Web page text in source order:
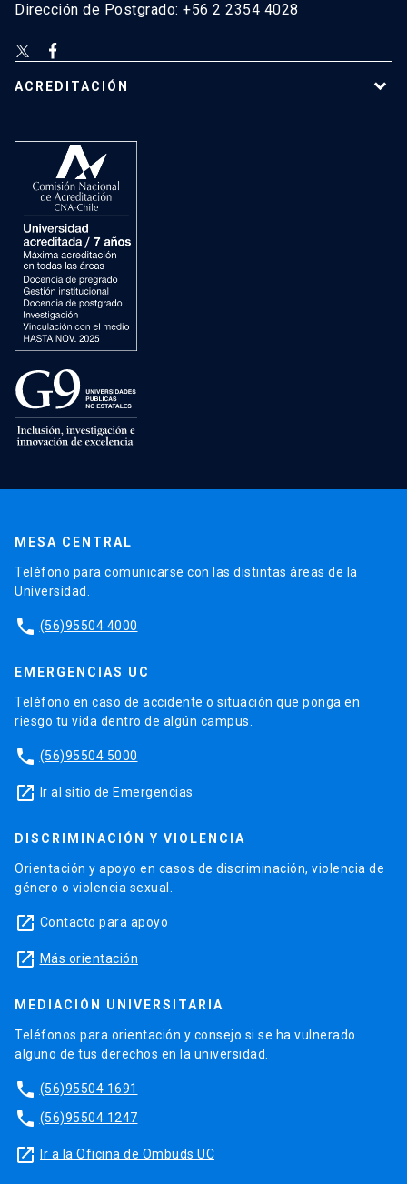
Dirección de Postgrado: +56 2 2354 4028
ACREDITACIÓN
MESA CENTRAL
Teléfono para comunicarse con las distintas áreas de la
Universidad.
phone (56)95504 4000
EMERGENCIAS UC
Teléfono en caso de accidente o situación que ponga en
riesgo tu vida dentro de algún campus.
phone (56)95504 5000
launch Ir al sitio de Emergencias
DISCRIMINACIÓN Y VIOLENCIA
Orientación y apoyo en casos de discriminación, violencia de
género o violencia sexual.
launch Contacto para apoyo
launch Más orientación
MEDIACIÓN UNIVERSITARIA
Teléfonos para orientación y consejo si se ha vulnerado
alguno de tus derechos en la universidad.
phone (56)95504 1691
phone (56)95504 1247
launch Ir a la Oficina de Ombuds UC